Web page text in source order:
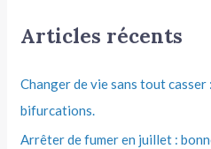
Articles récents
Changer de vie sans tout casser
bifurcations.
Arrêter de fumer en juillet :